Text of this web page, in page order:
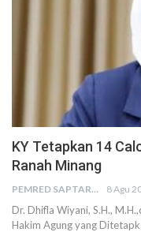
KY Tetapkan 14
Ranah Minang
PEMRED SAPTARIUS 8 Agu
Dr. Dhifla Wiyani, S.H.,
Hakim Agung yang